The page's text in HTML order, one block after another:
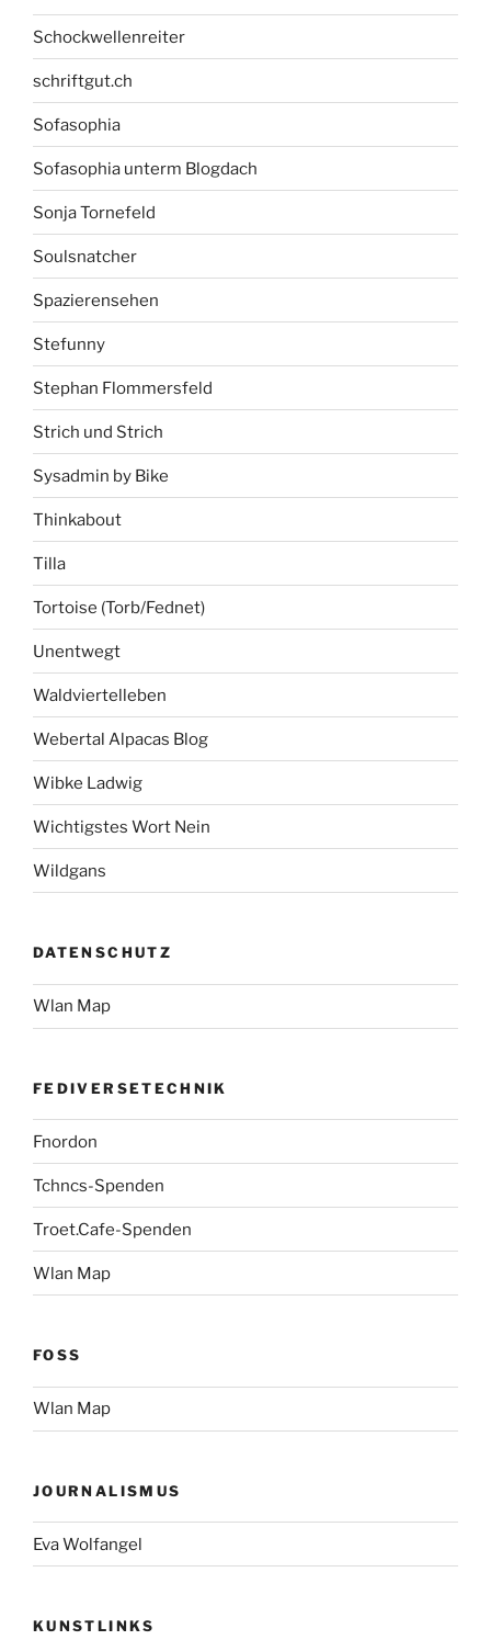
Schockwellenreiter
schriftgut.ch
Sofasophia
Sofasophia unterm Blogdach
Sonja Tornefeld
Soulsnatcher
Spazierensehen
Stefunny
Stephan Flommersfeld
Strich und Strich
Sysadmin by Bike
Thinkabout
Tilla
Tortoise (Torb/Fednet)
Unentwegt
Waldviertelleben
Webertal Alpacas Blog
Wibke Ladwig
Wichtigstes Wort Nein
Wildgans
DATENSCHUTZ
Wlan Map
FEDIVERSETECHNIK
Fnordon
Tchncs-Spenden
Troet.Cafe-Spenden
Wlan Map
FOSS
Wlan Map
JOURNALISMUS
Eva Wolfangel
KUNSTLINKS